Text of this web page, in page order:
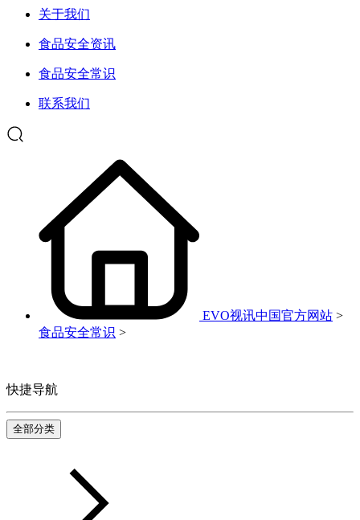
关于我们
食品安全资讯
食品安全常识
联系我们
EVO视讯中国官方网站 >
食品安全常识 >
快捷导航
全部分类